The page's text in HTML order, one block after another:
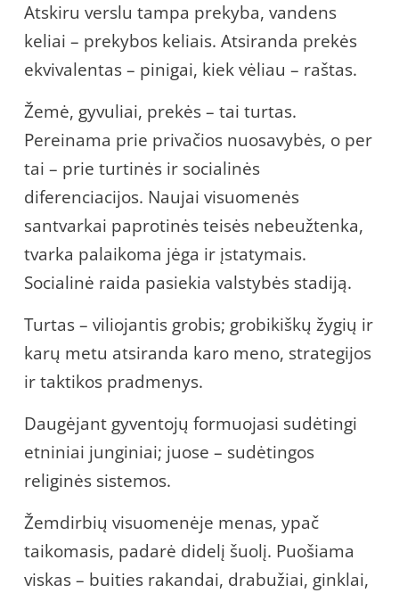
Atskiru verslu tampa prekyba, vandens
keliai – prekybos keliais. Atsiranda prekės
ekvivalentas – pinigai, kiek vėliau – raštas.
Žemė, gyvuliai, prekės – tai turtas.
Pereinama prie privačios nuosavybės, o per
tai – prie turtinės ir socialinės
diferenciacijos. Naujai visuomenės
santvarkai paprotinės teisės nebeužtenka,
tvarka palaikoma jėga ir įstatymais.
Socialinė raida pasiekia valstybės stadiją.
Turtas – viliojantis grobis; grobikiškų žygių ir
karų metu atsiranda karo meno, strategijos
ir taktikos pradmenys.
Daugėjant gyventojų formuojasi sudėtingi
etniniai junginiai; juose – sudėtingos
religinės sistemos.
Žemdirbių visuomenėje menas, ypač
taikomasis, padarė didelį šuolį. Puošiama
viskas – buities rakandai, drabužiai, ginklai,